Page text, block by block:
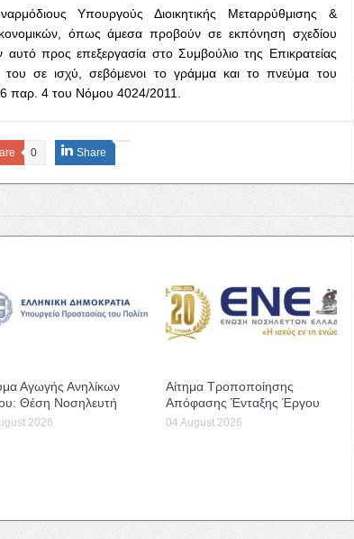
Υπουργούς Διοικητικής Μεταρρύθμισης &
όπως άμεσα προβούν σε εκπόνηση σχεδίου
προς επεξεργασία στο Συμβούλιο της Επικρατείας
σε ισχύ, σεβόμενοι το γράμμα και το πνεύμα του
παρ. 4 του Νόμου 4024/2011.
0 Share
Αγωγής Ανηλίκων
Θέση Νοσηλευτή
2026
Αίτημα Τροποποίησης
Απόφασης Ένταξης Έργου
04 August 2026